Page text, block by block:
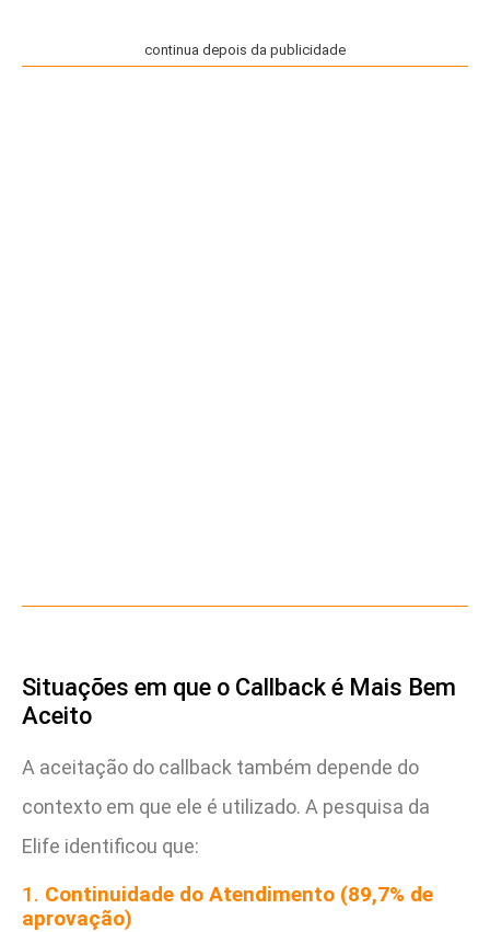
continua depois da publicidade
Situações em que o Callback é Mais Bem
Aceito
A aceitação do callback também depende do
contexto em que ele é utilizado. A pesquisa da
Elife identificou que:
1. Continuidade do Atendimento (89,7% de
aprovação)